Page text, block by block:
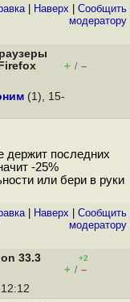
| Наверх
Cообщить
модератору
+ / –
(1), 15-
держит последних
-25%
или бери в руки
| Наверх
Cообщить
модератору
33.3
+2
+ / –